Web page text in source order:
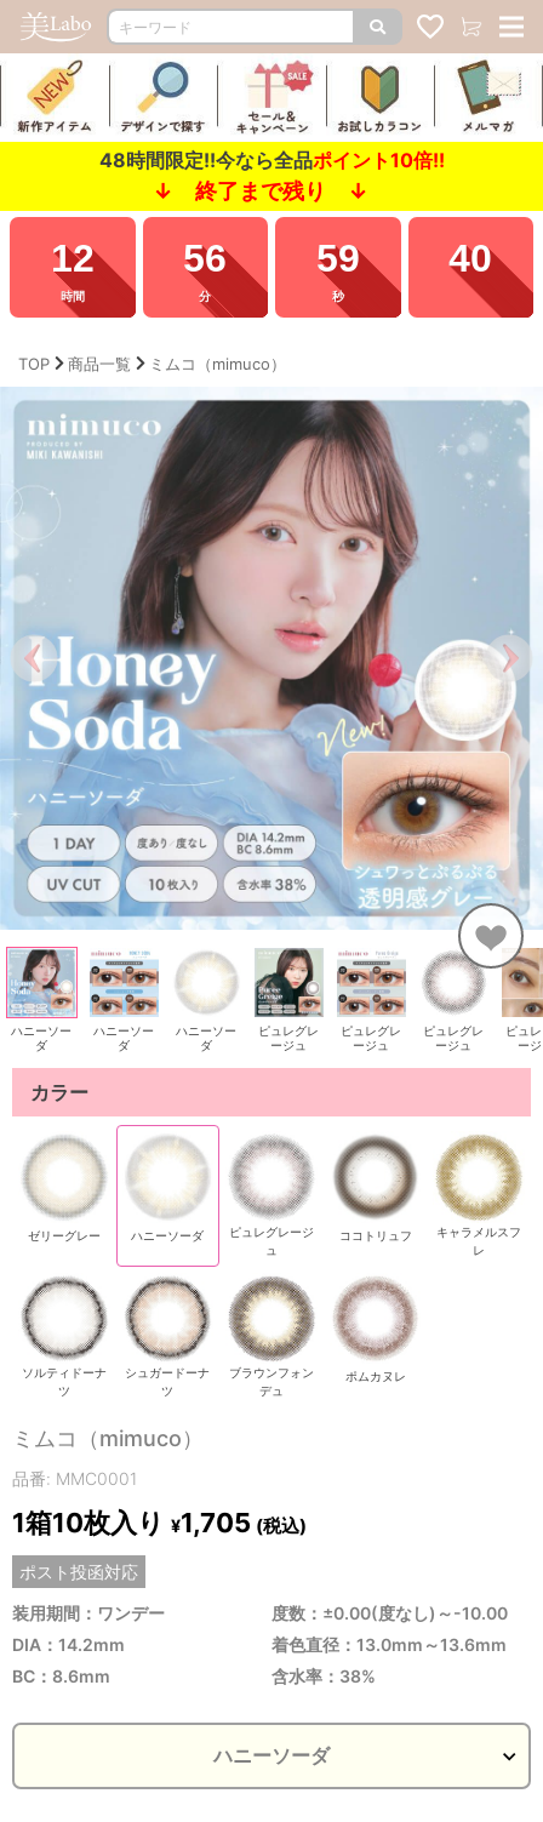
48時間限定!!今なら全品ポイント10倍!!
↓ 終了まで残り ↓
12
時間
56
分
58
秒
61
TOP 商品一覧 ミムコ（mimuco）
ハニーソー
ダ
ハニーソー
ダ
ハニーソー
ダ
ピュレグレ
ージュ
ピュレグレ
ージュ
ピュレグレ
ージュ
ピュ
ー
カラー
ゼリーグレー ハニーソーダ
ピュレグレージ
ュ
ココトリュフ
キャラメルスフ
レ
ソルティドーナ
ツ
シュガードーナ
ツ
ブラウンフォン
デュ
ポムカヌレ
ミムコ（mimuco）
品番: MMC0001
1箱10枚入り ¥1,705 (税込)
ポスト投函対応
装用期間：ワンデー
度数：±0.00(度なし)～-10.00
DIA：14.2mm
着色直径：13.0mm～13.6mm
BC：8.6mm
含水率：38%